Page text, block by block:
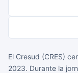
El Cresud (CRES)
2023. Durante la